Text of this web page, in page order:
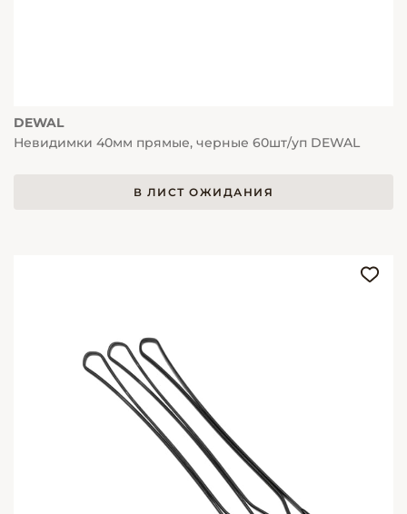
DEWAL
Невидимки 40мм прямые, черные 60шт/уп DEWAL
В ЛИСТ ОЖИДАНИЯ